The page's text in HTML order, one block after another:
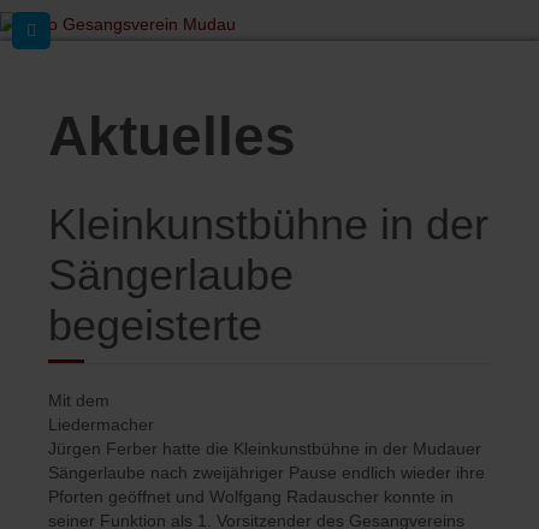
Aktuelles
Kleinkunstbühne in der
Sängerlaube
begeisterte
Mit dem
Liedermacher
Jürgen Ferber hatte die Kleinkunstbühne in der Mudauer
Sängerlaube nach zweijähriger Pause endlich wieder ihre
Pforten geöffnet und Wolfgang Radauscher konnte in
seiner Funktion als 1. Vorsitzender des Gesangvereins